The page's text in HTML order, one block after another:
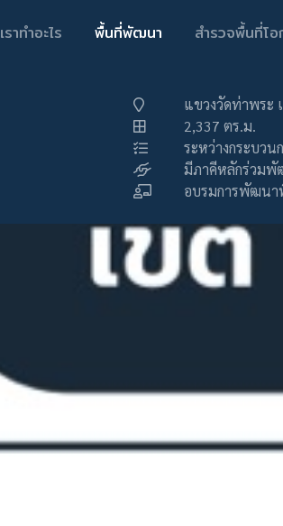
เราทำอะไร พื้นที่พัฒนา สำรวจพื้นที่โอ
แขวงวัดท่าพระ
2,337 ตร.ม.
ระหว่างกระบวน
มีภาคีหลักร่วมพั
อบรมการพัฒน